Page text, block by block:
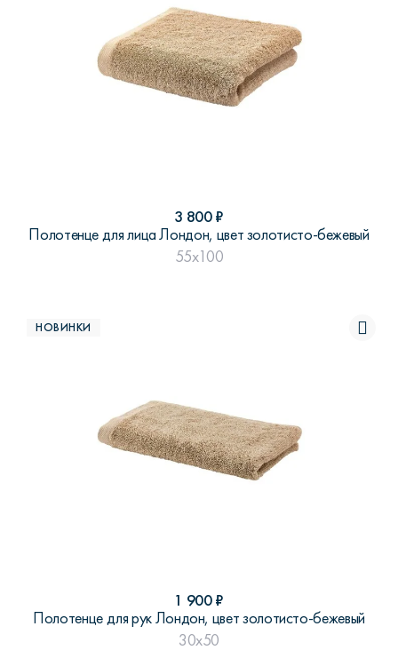
3 800₽
Полотенце для лица Лондон, цвет золотисто-бежевый
55x100
НОВИНКИ
1 900₽
Полотенце для рук Лондон, цвет золотисто-бежевый
30x50